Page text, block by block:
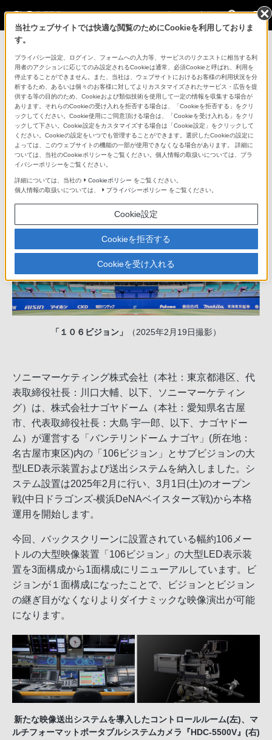
法人のお客様
2025年2月26日
2025年3月13日 改訂
「バンテリンドーム ナゴヤ」に大型LED表示装置
を納入
－ドーム内での顧客体験価値の向上を支援する迫力ある映像演出を実現－
「１０６ビジョン」 （2025年2月19日撮影）
ソニーマーケティング株式会社（本社：東京都港区、代
表取締役社長：川口大輔、以下、ソニーマーケティン
グ）は、株式会社ナゴヤドーム（本社：愛知県名古屋
市、代表取締役社長：大島 宇一郎、以下、ナゴヤドー
ム）が運営する「バンテリンドーム ナゴヤ」(所在地：
名古屋市東区)内の「106ビジョン」とサブビジョンの大
型LED表示装置および送出システムを納入しました。シ
ステム設置は2025年2月に行い、3月1日(土)のオープン
戦(中日ドラゴンズ-横浜DeNAベイスターズ戦)から本格
運用を開始します。
今回、バックスクリーンに設置されている幅約106メー
トルの大型映像装置「106ビジョン」の大型LED表示装
置を3面構成から1面構成にリニューアルしています。ビ
ジョンが１面構成になったことで、ビジョンとビジョン
の継ぎ目がなくなりよりダイナミックな映像演出が可能
になります。
新たな映像送出システムを導入したコントロールルーム(左)、マ
ルチフォーマットポータブルシステムカメラ『HDC-5500V』(右)
当社ウェブサイトでは快適な閲覧のためにCookieを利用しておりま
す。
プライバシー設定、ログイン、フォームへの入力等、サービスのリクエストに相当する利
用者のアクションに応じてのみ設定されるCookieは通常、必須Cookieと呼ばれ、利用を
停止することができません。また、当社は、ウェブサイトにおけるお客様の利用状況を分
析するため、あるいは個々のお客様に対してよりカスタマイズされたサービス・広告を提
供する等の目的のため、Cookieおよび類似技術を使用して一定の情報を収集する場合が
あります。それらのCookieの受け入れを拒否する場合は、「Cookieを拒否する」をクリ
ックしてください。Cookie使用にご同意頂ける場合は、「Cookieを受け入れる」をクリ
ックして下さい。Cookie設定をカスタマイズする場合は「Cookie設定」をクリックして
ください。Cookieの設定をいつでも管理することができます。選択したCookieの設定に
よっては、このウェブサイトの機能の一部が使用できなくなる場合があります。 詳細に
ついては、当社のCookieポリシーをご覧ください。個人情報の取扱いについては、プラ
イバシーポリシーをご覧ください。
詳細については、当社の Cookieポリシー をご覧ください。
個人情報の取扱いについては、
プライバシーポリシー をご覧ください。
Cookie設定
Cookieを拒否する
Cookieを受け入れる